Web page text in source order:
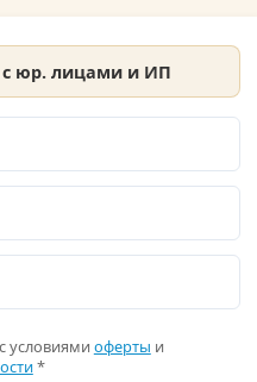
с юр. лицами и ИП
условиями оферты и
*